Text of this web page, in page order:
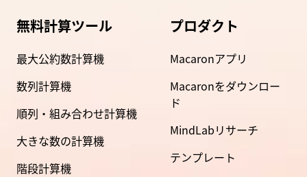
無料計算ツール
最大公約数計算機
数列計算機
順列・組み合わせ計算機
大きな数の計算機
階段計算機
プロダクト
Macaronアプリ
Macaronをダウンロー
ド
MindLabリサーチ
テンプレート